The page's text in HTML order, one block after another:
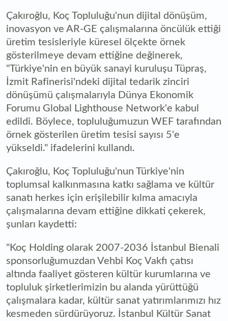
Çakıroğlu, Koç Topluluğu'nun dijital dönüşüm,
inovasyon ve AR-GE çalışmalarına öncülük ettiği
üretim tesisleriyle küresel ölçekte örnek
gösterilmeye devam ettiğine değinerek,
"Türkiye'nin en büyük sanayi kuruluşu Tüpraş,
İzmit Rafinerisi'ndeki dijital tedarik zinciri
dönüşümü çalışmalarıyla Dünya Ekonomik
Forumu Global Lighthouse Network'e kabul
edildi. Böylece, topluluğumuzun WEF tarafından
örnek gösterilen üretim tesisi sayısı 5'e
yükseldi." ifadelerini kullandı.
Çakıroğlu, Koç Topluluğu'nun Türkiye'nin
toplumsal kalkınmasına katkı sağlama ve kültür
sanatı herkes için erişilebilir kılma amacıyla
çalışmalarına devam ettiğine dikkati çekerek,
şunları kaydetti:
"Koç Holding olarak 2007-2036 İstanbul Bienali
sponsorluğumuzdan Vehbi Koç Vakfı çatısı
altında faaliyet gösteren kültür kurumlarına ve
topluluk şirketlerimizin bu alanda yürüttüğü
çalışmalara kadar, kültür sanat yatırımlarımızı hız
kesmeden sürdürüyoruz. İstanbul Kültür Sanat